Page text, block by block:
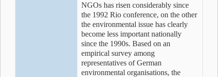
NGOs has risen considerably since
the 1992 Rio conference, on the other
the environmental issue has clearly
become less important nationally
since the 1990s. Based on an
empirical survey among
representatives of German
environmental organisations, the